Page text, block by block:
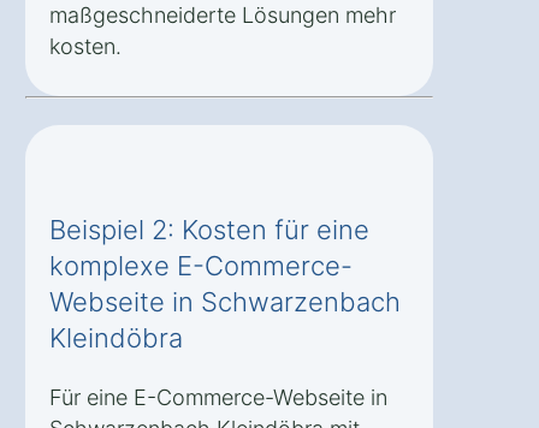
maßgeschneiderte Lösungen mehr
kosten.
Beispiel 2: Kosten für eine
komplexe E-Commerce-
Webseite in Schwarzenbach
Kleindöbra
Für eine E-Commerce-Webseite in